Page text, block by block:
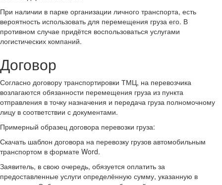
При наличии в парке организации личного транспорта, есть
вероятность использовать для перемещения груза его. В
противном случае придётся воспользоваться услугами
логистических компаний.
Договор
Согласно договору транспортировки ТМЦ, на перевозчика
возлагаются обязанности перемещения груза из пункта
отправления в точку назначения и передача груза полномочному
лицу в соответствии с документами.
Примерный образец договора перевозки груза:
Скачать шаблон договора на перевозку грузов автомобильным
транспортом в формате Word.
Заявитель, в свою очередь, обязуется оплатить за
предоставленные услуги определённую сумму, указанную в